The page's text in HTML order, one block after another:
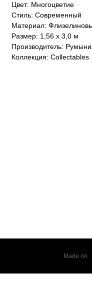
Цвет: Многоцветие
Стиль: Cовременный
Материал:
Размер: 1,56 x 3,0 м
Производитель:
Коллекция: Collectables
Made on